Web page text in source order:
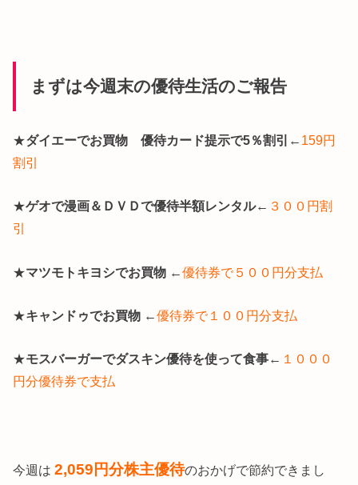
まずは今週末の優待生活のご報告
★ダイエーでお買物 優待カード提示で5％割引 ← 159円
割引
★ゲオで漫画＆ＤＶＤで優待半額レンタル← ３００円割
引
★マツモトキヨシでお買物 ←優待券で５００円分支払
★キャンドゥでお買物 ←優待券で１００円分支払
★モスバーガーでダスキン優待を使って食事← １０００
円分優待券で支払
今週は2,059円分株主優待のおかげで節約できまし